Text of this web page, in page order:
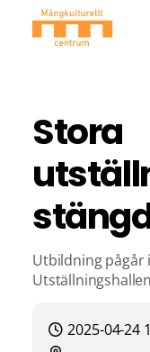
Stora
Utbildning pågår
2025-04-24